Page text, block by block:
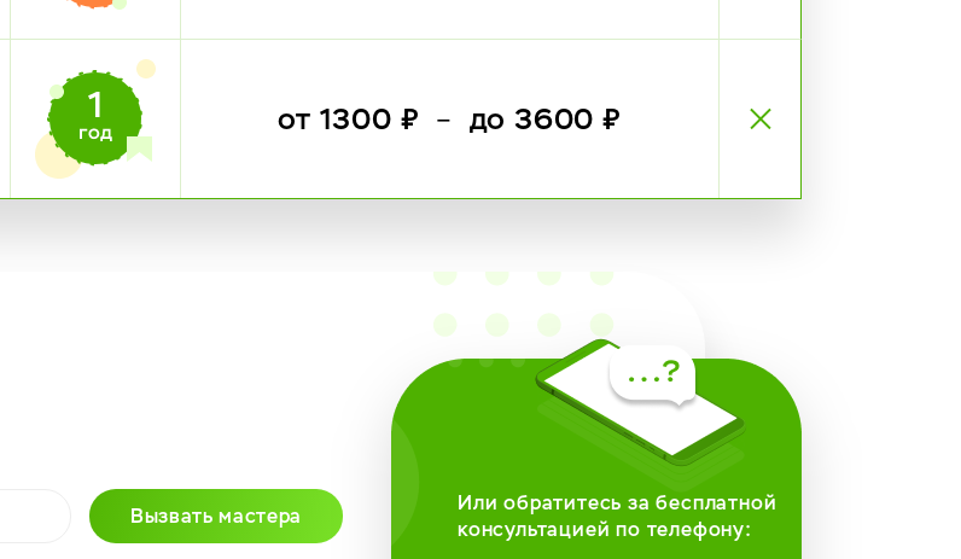
от 1300 ₽ — до 3600 ₽
Вызвать мастера
Или обратитесь за бесплатной
консультацией по телефону: